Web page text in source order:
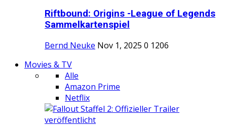
Riftbound: Origins -League of Legends
Sammelkartenspiel
Bernd Neuke Nov 1, 2025 0 1206
Movies & TV
Alle
Amazon Prime
Netflix